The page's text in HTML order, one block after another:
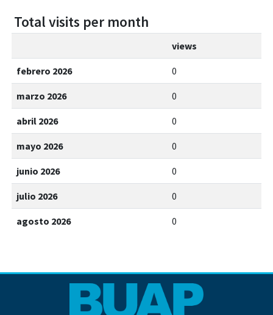
Total visits per month
views
febrero 2026 0
marzo 2026 0
abril 2026 0
mayo 2026 0
junio 2026 0
julio 2026 0
agosto 2026 0